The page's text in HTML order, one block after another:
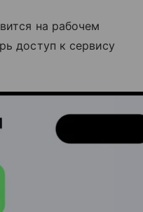
на рабочем
доступ к сервису